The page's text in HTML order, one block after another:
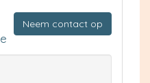
Neem contact op